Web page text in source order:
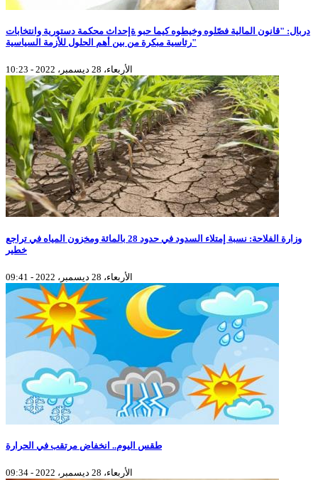
دربال: "قانون المالية فصّلوه وخيطوه كيما حبو ةإحداث محكمة دستورية وانتخابات
رئاسية مبكرة من بين أهم الحلول للأزمة السياسية"
الأربعاء، 28 ديسمبر، 2022 - 10:23
وزارة الفلاحة: نسبة إمتلاء السدود في حدود 28 بالمائة ومخزون المياه في تراجع
خطير
الأربعاء، 28 ديسمبر، 2022 - 09:41
طقس اليوم.. انخفاض مرتقب في الحرارة
الأربعاء، 28 ديسمبر، 2022 - 09:34